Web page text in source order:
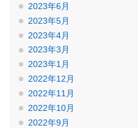
2023年6月
2023年5月
2023年4月
2023年3月
2023年1月
2022年12月
2022年11月
2022年10月
2022年9月